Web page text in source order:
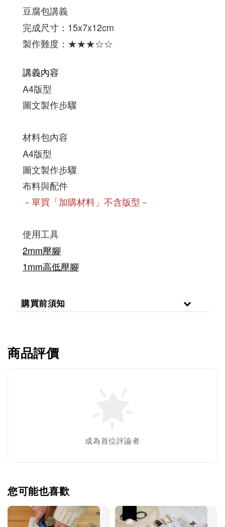
豆腐包講義
完成尺寸：15x7x12cm
製作難度：★★★☆☆
講義內容
A4版型
圖文製作步驟
材料包內容
A4版型
圖文製作步驟
布料與配件
－單買「加購材料」不含版型－
使用工具
2mm壓腳
1mm高低壓腳
購買前須知
商品評價
成為首位評論者
您可能也喜歡